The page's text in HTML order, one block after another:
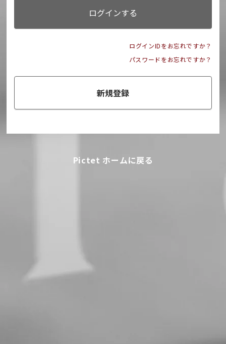
ログインする
ログインIDをお忘れですか？
パスワードをお忘れですか？
新規登録
Pictet ホームに戻る